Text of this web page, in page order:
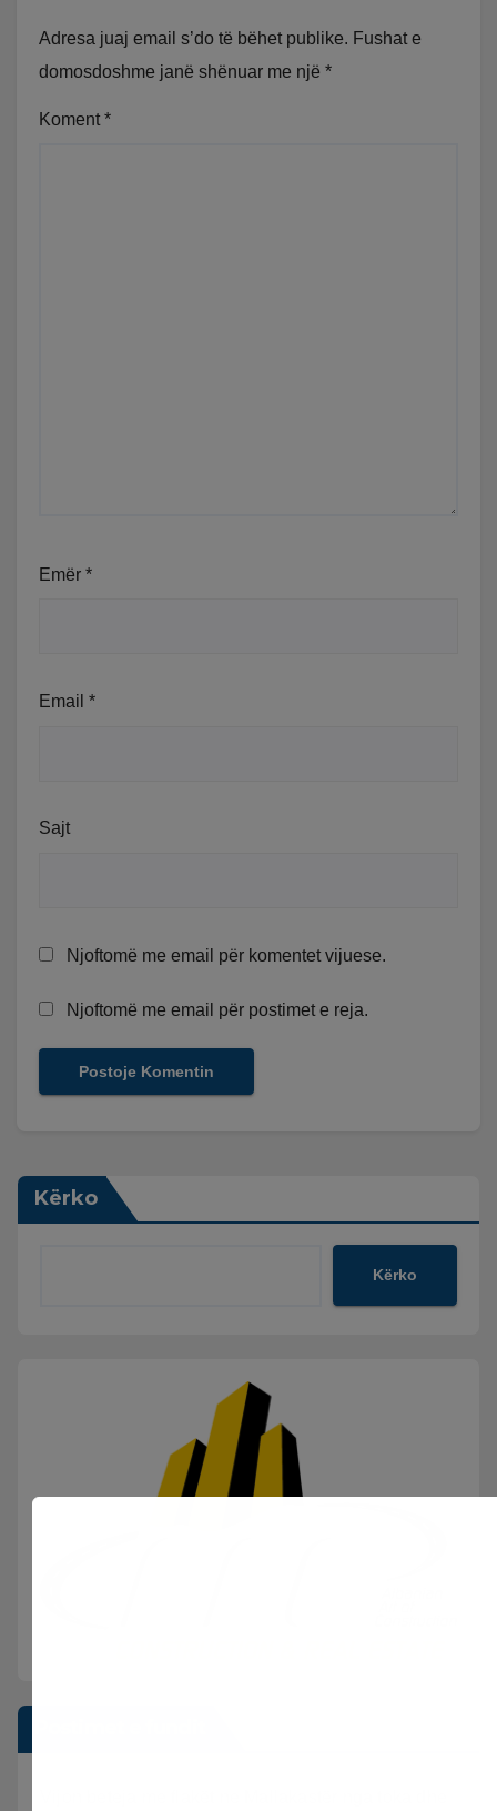
Adresa juaj email s’do të bëhet publike. Fushat e
domosdoshme janë shënuar me një *
Koment *
Emër *
Email *
Sajt
Njoftomë me email për komentet vijuese.
Njoftomë me email për postimet e reja.
Kërko
Kërko